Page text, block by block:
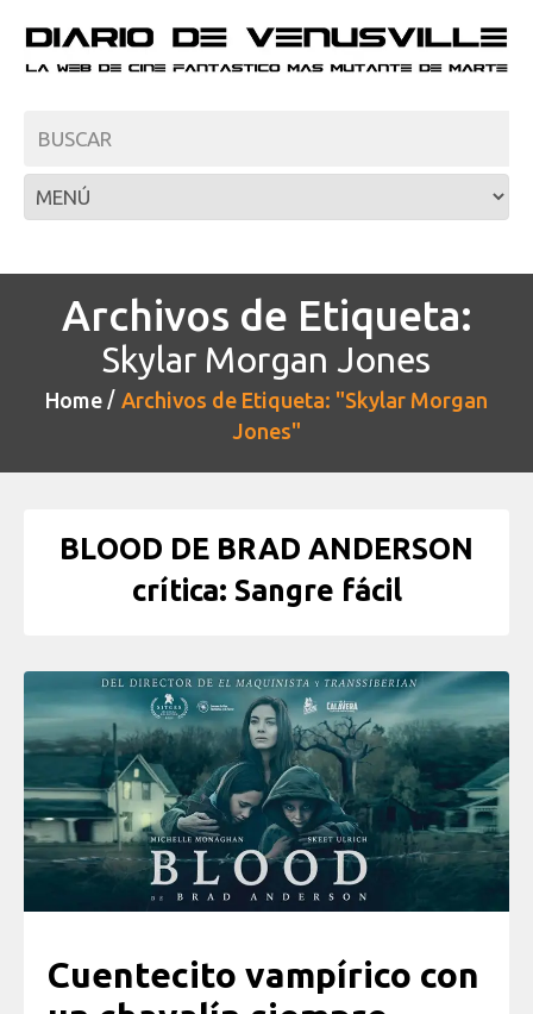
Archivos de Etiqueta:
Skylar Morgan Jones
Home
Archivos de Etiqueta: "Skylar Morgan
Jones"
BLOOD DE BRAD ANDERSON
crítica: Sangre fácil
Cuentecito vampírico con